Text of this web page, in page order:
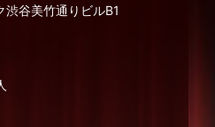
谷美竹通りビルB1